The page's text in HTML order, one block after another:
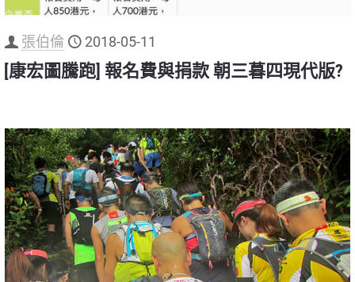
張伯倫 2018-05-11
[康宏圖騰跑] 報名費與捐款 朝三暮四現代版?